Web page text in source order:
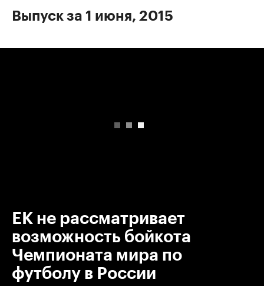
Выпуск за 1 июня, 2015
ЕК не рассматривает
возможность бойкота
Чемпионата мира по
футболу в России